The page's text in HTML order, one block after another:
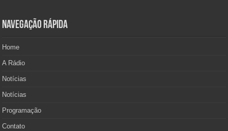
Navegação Rápida
Home
A Rádio
Notícias
Notícias
Programação
Contato